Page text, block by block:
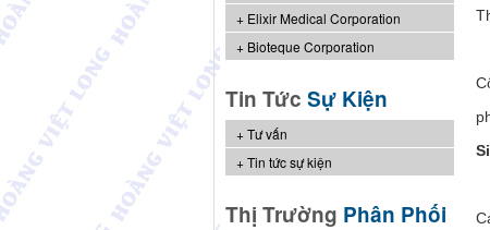
Elixir Medical Corporation
Bioteque Corporation
Tin Tức Sự Kiện
Tư vấn
Tin tức sự kiện
Thị Trường Phân Phối